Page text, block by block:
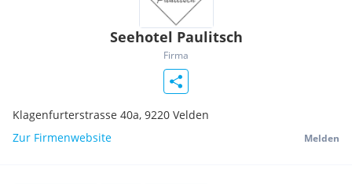
Seehotel Paulitsch
Firma
Klagenfurterstrasse 40a, 9220 Velden
Zur Firmenwebsite
Melden